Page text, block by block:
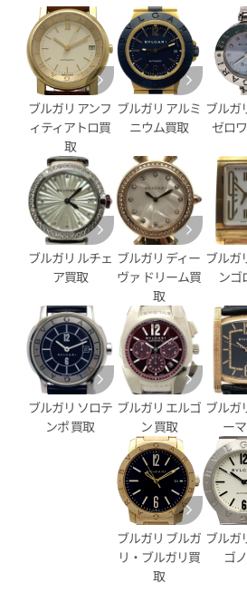
ョーマ AA48SCH
日時点の参考買取価格です
ブ
参
ョーマ AA48SCH
ブル
ブルガリ アンフ
ィティアトロ買
取
ブルガリ アルミ
ニウム買取
ブルガ
ゼロ
ブルガリ ルチェ
ア買取
ブルガリ ディー
ヴァ ドリーム買
取
ブルガ
ンゴ
ブルガリ ソロテ
ンポ 買取
ブルガリ エルゴ
ン 買取
ブルガ
ー
ブルガリ ブルガ
リ・ブルガリ買
取
ブルガ
ゴ